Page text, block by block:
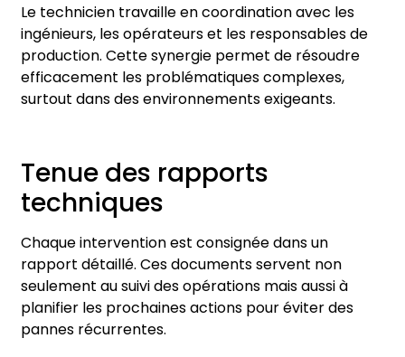
Le technicien travaille en coordination avec les
ingénieurs, les opérateurs et les responsables de
production. Cette synergie permet de résoudre
efficacement les problématiques complexes,
surtout dans des environnements exigeants.
Tenue des rapports
techniques
Chaque intervention est consignée dans un
rapport détaillé. Ces documents servent non
seulement au suivi des opérations mais aussi à
planifier les prochaines actions pour éviter des
pannes récurrentes.